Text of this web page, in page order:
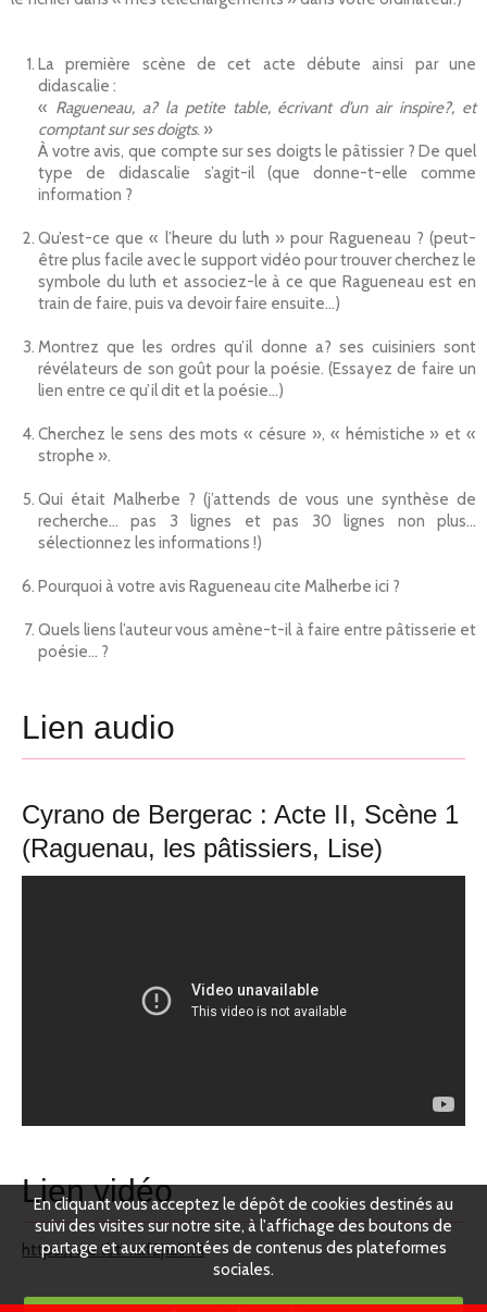
La première scène de cet acte débute ainsi par une
didascalie :
« Ragueneau, a? la petite table, écrivant d’un air inspire?, et
comptant sur ses doigts. »
À votre avis, que compte sur ses doigts le pâtissier ? De quel
type de didascalie s’agit-il (que donne-t-elle comme
information ?
Qu’est-ce que « l’heure du luth » pour Ragueneau ? (peut-
être plus facile avec le support vidéo pour trouver cherchez le
symbole du luth et associez-le à ce que Ragueneau est en
train de faire, puis va devoir faire ensuite…)
Montrez que les ordres qu’il donne a? ses cuisiniers sont
révélateurs de son goût pour la poésie. (Essayez de faire un
lien entre ce qu’il dit et la poésie…)
Cherchez le sens des mots « césure », « hémistiche » et «
strophe ».
Qui était Malherbe ? (j’attends de vous une synthèse de
recherche… pas 3 lignes et pas 30 lignes non plus…
sélectionnez les informations !)
Pourquoi à votre avis Ragueneau cite Malherbe ici ?
Quels liens l’auteur vous amène-t-il à faire entre pâtisserie et
poésie… ?
Lien audio
Cyrano de Bergerac : Acte II, Scène 1
(Raguenau, les pâtissiers, Lise)
Lien vidéo
https://we.tl/t-xaf2j1alPM
En cliquant vous acceptez le dépôt de cookies destinés au
suivi des visites sur notre site, à l'affichage des boutons de
partage et aux remontées de contenus des plateformes
sociales.